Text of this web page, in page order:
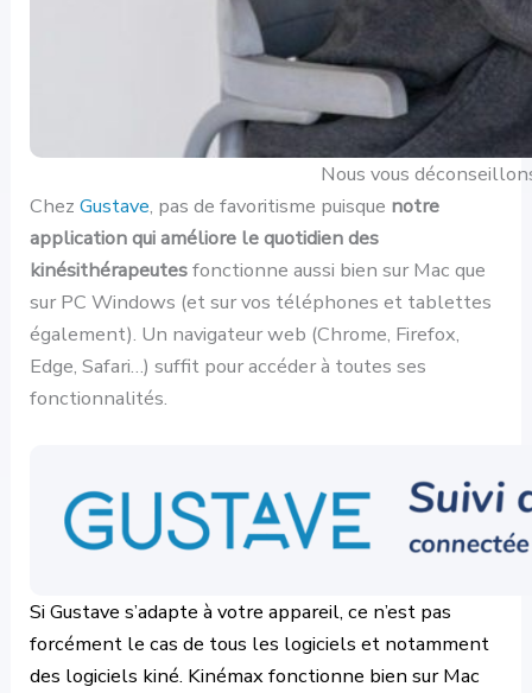
Nous vous
ChezGustave, pas de favoritisme puisque notre
application qui améliore le quotidien des
kinésithérapeutesfonctionne aussi bien sur Mac que
sur PC Windows (et sur vos téléphones et tablettes
également). Un navigateur web (Chrome, Firefox,
Edge, Safari…) suffit pour accéder à toutes ses
fonctionnalités.
Si Gustave s’adapte à votre appareil, ce n’est pas
forcément le cas de tous les logiciels et notamment
des logiciels kiné. Kinémax fonctionne bien sur Mac